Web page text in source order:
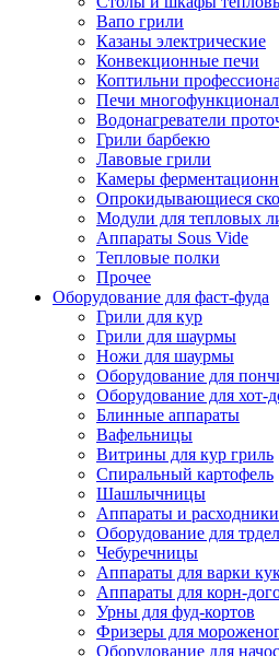
Вапо грили
Казаны электрические
Конвекционные печи
Коптильни
Печи
Водонагреватели
Грили барбекю
Лавовые грили
Камеры
Опрокидывающиеся
Модули для тепловых
Аппараты Sous Vide
Тепловые полки
Прочее
Оборудование для фаст-фуда
Грили для кур
Грили для шаурмы
Ножи для шаурмы
Оборудование для
Оборудование для хот-
Блинные аппараты
Вафельницы
Витрины для кур гриль
Спиральный картофель
Шашлычницы
Аппараты и
Оборудование для
Чебуречницы
Аппараты для варки
Аппараты для корн-
Урны для фуд-кортов
Фризеры для
Оборудование для начос